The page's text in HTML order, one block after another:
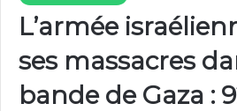
L’armée
ses massacres
bande de Gaza :